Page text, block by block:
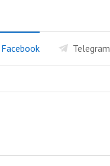
Facebook Telegram